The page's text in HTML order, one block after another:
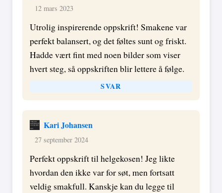
12 mars 2023
Utrolig inspirerende oppskrift! Smakene var
perfekt balansert, og det føltes sunt og friskt.
Hadde vært fint med noen bilder som viser
hvert steg, så oppskriften blir lettere å følge.
SVAR
Kari Johansen
27 september 2024
Perfekt oppskrift til helgekosen! Jeg likte
hvordan den ikke var for søt, men fortsatt
veldig smakfull. Kanskje kan du legge til